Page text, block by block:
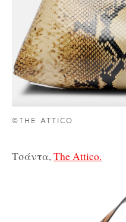
©THE ATTICO
Τσάντα,The Attico.